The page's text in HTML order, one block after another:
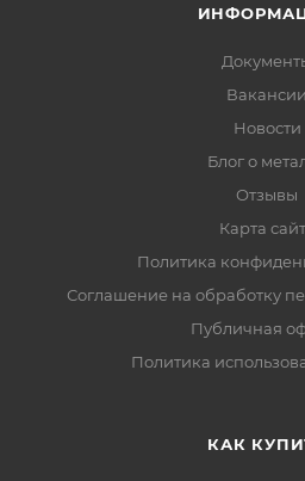
Вакансии
Новости
Блог о
Отзывы
Карта
Политика
Соглашение на обработку
Публичная
Политика
КАК